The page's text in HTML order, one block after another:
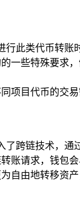
此类代币转
一些特殊要求
项目代币的交易
跨链技术，
账请求，钱包
自由地转移资